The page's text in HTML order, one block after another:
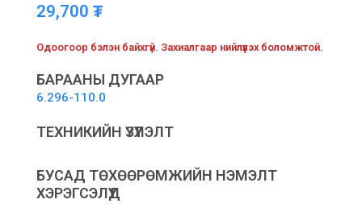
29,700 ₮
Одоогоор бэлэн байхгүй. Захиалгаар нийлүүлэх боломжтой.
БАРААНЫ ДУГААР
6.296-110.0
ТЕХНИКИЙН ҮЗҮҮЛЭЛТ
БУСАД ТӨХӨӨРӨМЖИЙН НЭМЭЛТ
ХЭРЭГСЭЛҮҮД